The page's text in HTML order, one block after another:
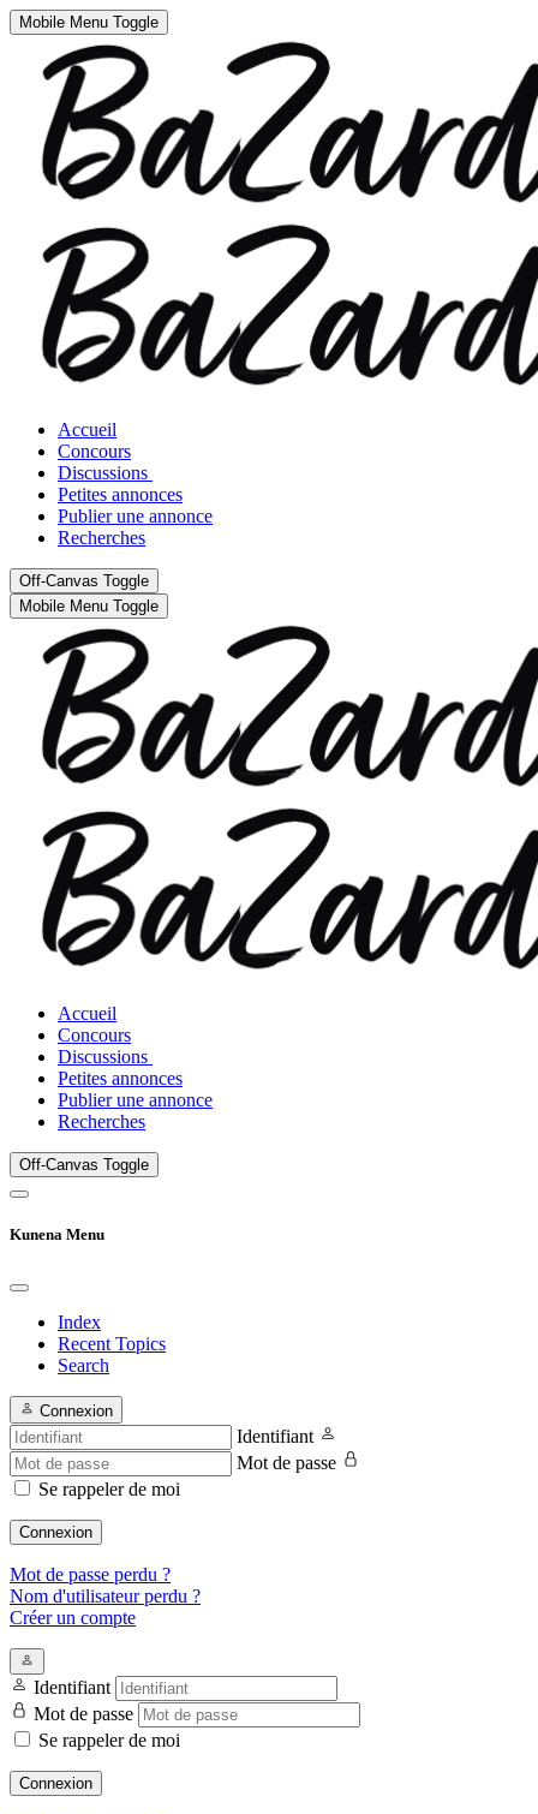
Mobile Menu Toggle
Accueil
Concours
Discussions
Petites annonces
Publier une annonce
Recherches
Off-Canvas Toggle
Mobile Menu Toggle
Accueil
Concours
Discussions
Petites annonces
Publier une annonce
Recherches
Off-Canvas Toggle
Kunena Menu
Index
Recent Topics
Search
Connexion
Identifiant
Mot de passe
Se rappeler de moi
Connexion
Mot de passe perdu ?
Nom d'utilisateur perdu ?
Créer un compte
Identifiant
Mot de passe
Se rappeler de moi
Connexion